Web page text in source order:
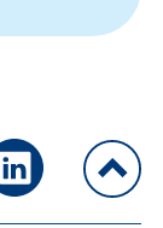
teilen
über